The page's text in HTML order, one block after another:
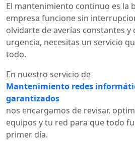
El mantenimiento continuo es la
empresa funcione sin
olvidarte de averías constantes y
urgencia, necesitas un servicio
todo.
En nuestro servicio de
Mantenimiento redes
garantizados
nos encargamos de revisar,
equipos y tu red para que todo
primer día.